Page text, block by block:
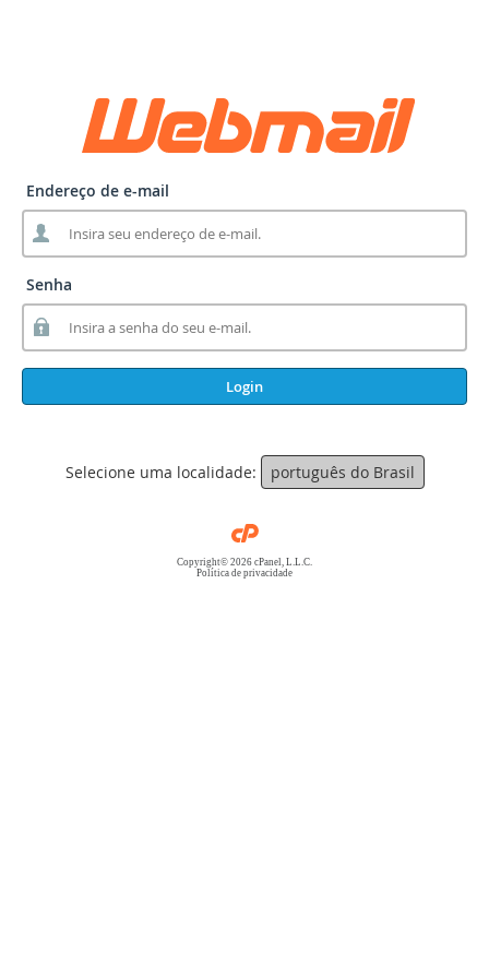
Endereço de e-mail
Senha
Login
Selecione uma localidade: português do Brasil
Copyright© 2026 cPanel, L.L.C.
Política de privacidade